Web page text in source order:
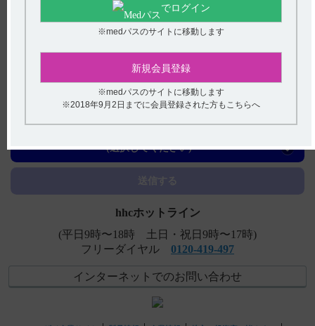
【フェロミア】 禁忌とその設定理由を教えてください。
【フィコンパ錠・細粒】 使用期限は何年ですか?
【フェロミア】 製剤の各種条件下における安定性につい
(選択してください)
でログイン
※medパスのサイトに移動します
新規会員登録
※medパスのサイトに移動します
※2018年9月2日までに会員登録された方もこちらへ
hhcホットライン
(平日9時〜18時 土日・祝日9時〜17時)
フリーダイヤル 0120-419-497
インターネットでのお問い合わせ